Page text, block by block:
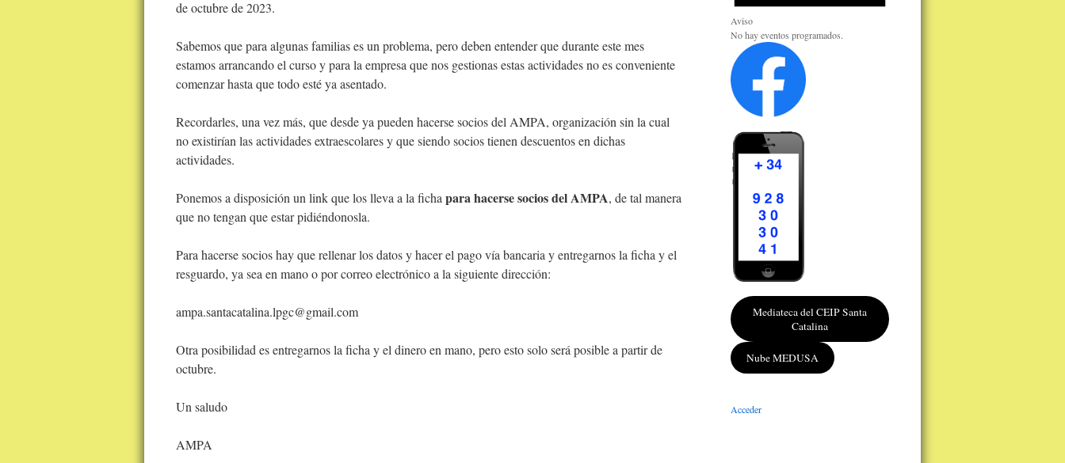
de octubre de 2023.
Sabemos que para algunas familias es un problema, pero deben entender que durante este mes
estamos arrancando el curso y para la empresa que nos gestionas estas actividades no es conveniente
comenzar hasta que todo esté ya asentado.
Recordarles, una vez más, que desde ya pueden hacerse socios del AMPA, organización sin la cual
no existirían las actividades extraescolares y que siendo socios tienen descuentos en dichas
actividades.
Ponemos a disposición un link que los lleva a la ficha para hacerse socios del AMPA, de tal manera
que no tengan que estar pidiéndonosla.
Para hacerse socios hay que rellenar los datos y hacer el pago vía bancaria y entregarnos la ficha y el
resguardo, ya sea en mano o por correo electrónico a la siguiente dirección:
ampa.santacatalina.lpgc@gmail.com
Otra posibilidad es entregarnos la ficha y el dinero en mano, pero esto solo será posible a partir de
octubre.
Un saludo
AMPA
Aviso
No hay eventos programados.
Mediateca del CEIP Santa
Catalina
Nube MEDUSA
Acceder